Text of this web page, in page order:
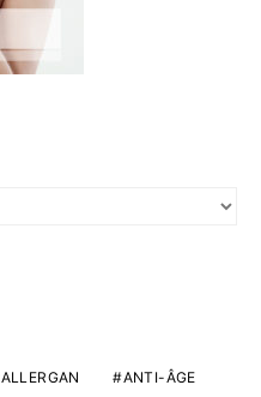
ALLERGAN
ANTI-ÂGE